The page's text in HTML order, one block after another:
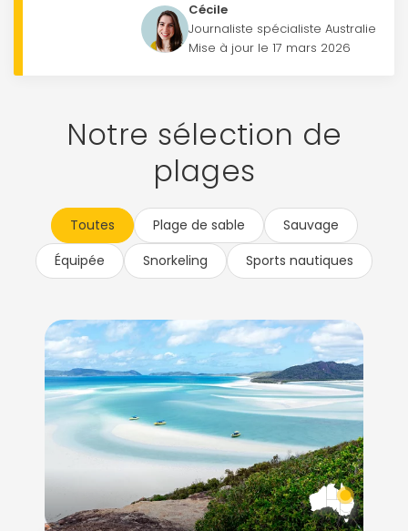
Cécile
Journaliste spécialiste Australie
Mise à jour le 17 mars 2026
Notre sélection de
plages
Toutes Plage de sable
Sauvage
Équipée
Snorkeling Sports nautiques